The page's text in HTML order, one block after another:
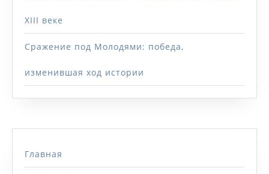
XIII веке
Сражение под Молодями: победа,
изменившая ход истории
Главная